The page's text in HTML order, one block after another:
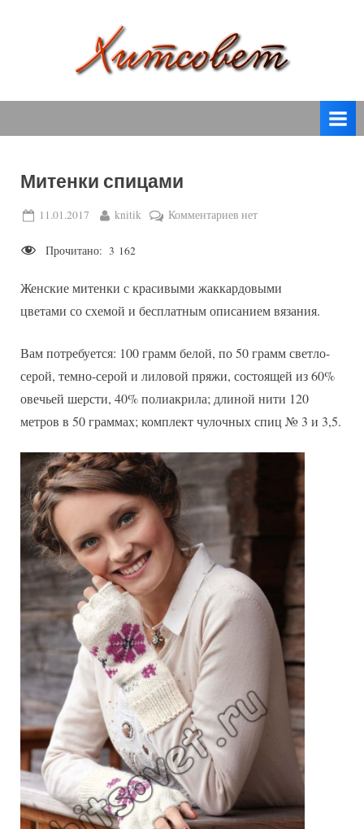
т
о
в
спицами,
крючком,
вязаные
модели
с
Митенки спицами
Posted
11.01.2017 By
knitik Комментариевкнет
Прочитано: 3 162
Женские митенки с красивыми жаккардовыми
цветами со схемой и бесплатным описанием вязания.
Вам потребуется: 100 грамм белой, по 50 грамм светло-
серой, темно-серой и лиловой пряжи, состоящей из 60%
овечьей шерсти, 40% полиакрила; длиной нити 120
метров в 50 граммах; комплект чулочных спиц № 3 и 3,5.